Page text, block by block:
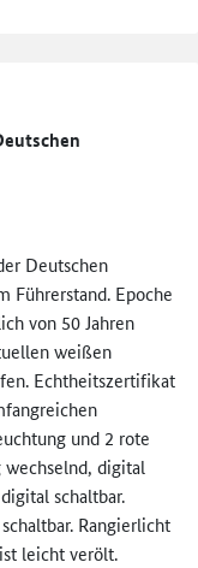
Deutschen
Führerstand. Epoche
von 50 Jahren
weißen
Echtheitszertifikat
und 2 rote
digital
schaltbar.
Rangierlicht
leicht verölt.